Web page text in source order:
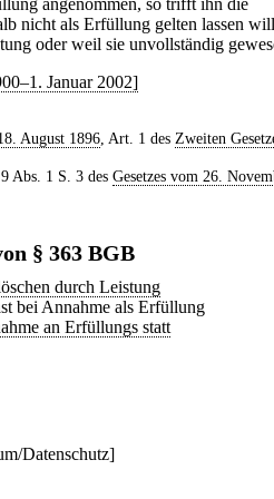
angenommen, so trifft ihn die
nicht als Erfüllung gelten lassen
oder weil sie unvollständig
Januar 2002]
August 1896, Art. 1 des Zweiten
Abs. 1 S. 3 des Gesetzes vom 26.
§ 363 BGB
durch Leistung
bei Annahme als Erfüllung
an Erfüllungs statt
Datenschutz]